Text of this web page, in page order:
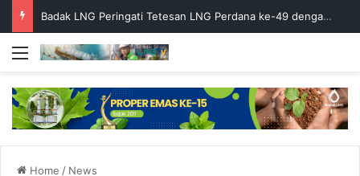
Badak LNG Peringati Tetesan LNG Perdana ke-49 dengan Doa Bersama
Menu
Home / News